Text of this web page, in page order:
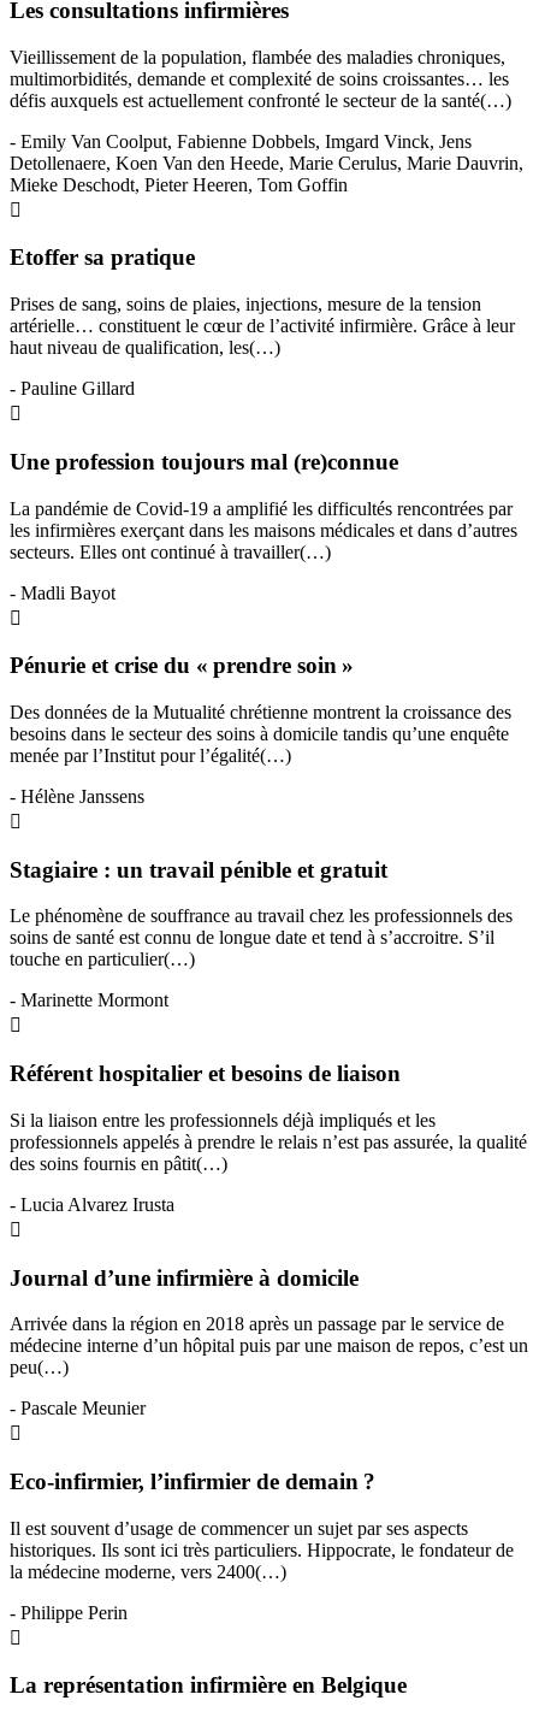
Les consultations infirmières
Vieillissement de la population, flambée des maladies chroniques,
multimorbidités, demande et complexité de soins croissantes… les
défis auxquels est actuellement confronté le secteur de la santé(…)
- Emily Van Coolput, Fabienne Dobbels, Imgard Vinck, Jens
Detollenaere, Koen Van den Heede, Marie Cerulus, Marie Dauvrin,
Mieke Deschodt, Pieter Heeren, Tom Goffin
Etoffer sa pratique
Prises de sang, soins de plaies, injections, mesure de la tension
artérielle… constituent le cœur de l’activité infirmière. Grâce à leur
haut niveau de qualification, les(…)
- Pauline Gillard
Une profession toujours mal (re)connue
La pandémie de Covid-19 a amplifié les difficultés rencontrées par
les infirmières exerçant dans les maisons médicales et dans d’autres
secteurs. Elles ont continué à travailler(…)
- Madli Bayot
Pénurie et crise du « prendre soin »
Des données de la Mutualité chrétienne montrent la croissance des
besoins dans le secteur des soins à domicile tandis qu’une enquête
menée par l’Institut pour l’égalité(…)
- Hélène Janssens
Stagiaire : un travail pénible et gratuit
Le phénomène de souffrance au travail chez les professionnels des
soins de santé est connu de longue date et tend à s’accroitre. S’il
touche en particulier(…)
- Marinette Mormont
Référent hospitalier et besoins de liaison
Si la liaison entre les professionnels déjà impliqués et les
professionnels appelés à prendre le relais n’est pas assurée, la qualité
des soins fournis en pâtit(…)
- Lucia Alvarez Irusta
Journal d’une infirmière à domicile
Arrivée dans la région en 2018 après un passage par le service de
médecine interne d’un hôpital puis par une maison de repos, c’est un
peu(…)
- Pascale Meunier
Eco-infirmier, l’infirmier de demain ?
Il est souvent d’usage de commencer un sujet par ses aspects
historiques. Ils sont ici très particuliers. Hippocrate, le fondateur de
la médecine moderne, vers 2400(…)
- Philippe Perin
La représentation infirmière en Belgique